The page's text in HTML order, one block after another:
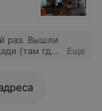
раз. Вышли
(там где
но мы
в
Еще